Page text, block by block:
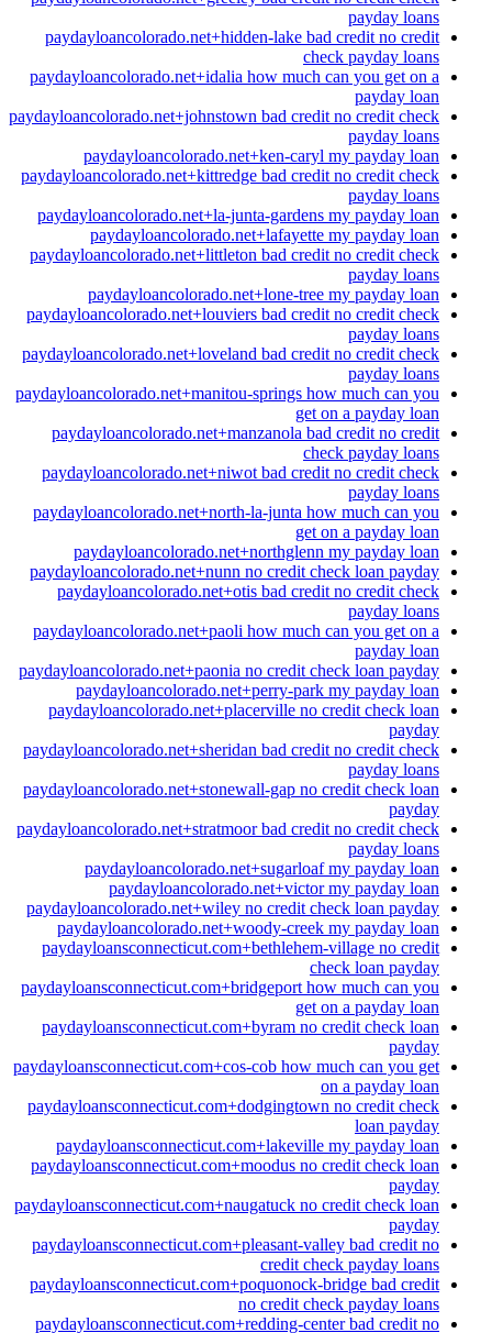
payday loans
paydayloancolorado.net+hidden-lake bad credit no credit
check payday loans
paydayloancolorado.net+idalia how much can you get on a
payday loan
paydayloancolorado.net+johnstown bad credit no credit check
payday loans
paydayloancolorado.net+ken-caryl my payday loan
paydayloancolorado.net+kittredge bad credit no credit check
payday loans
paydayloancolorado.net+la-junta-gardens my payday loan
paydayloancolorado.net+lafayette my payday loan
paydayloancolorado.net+littleton bad credit no credit check
payday loans
paydayloancolorado.net+lone-tree my payday loan
paydayloancolorado.net+louviers bad credit no credit check
payday loans
paydayloancolorado.net+loveland bad credit no credit check
payday loans
paydayloancolorado.net+manitou-springs how much can you
get on a payday loan
paydayloancolorado.net+manzanola bad credit no credit
check payday loans
paydayloancolorado.net+niwot bad credit no credit check
payday loans
paydayloancolorado.net+north-la-junta how much can you
get on a payday loan
paydayloancolorado.net+northglenn my payday loan
paydayloancolorado.net+nunn no credit check loan payday
paydayloancolorado.net+otis bad credit no credit check
payday loans
paydayloancolorado.net+paoli how much can you get on a
payday loan
paydayloancolorado.net+paonia no credit check loan payday
paydayloancolorado.net+perry-park my payday loan
paydayloancolorado.net+placerville no credit check loan
payday
paydayloancolorado.net+sheridan bad credit no credit check
payday loans
paydayloancolorado.net+stonewall-gap no credit check loan
payday
paydayloancolorado.net+stratmoor bad credit no credit check
payday loans
paydayloancolorado.net+sugarloaf my payday loan
paydayloancolorado.net+victor my payday loan
paydayloancolorado.net+wiley no credit check loan payday
paydayloancolorado.net+woody-creek my payday loan
paydayloansconnecticut.com+bethlehem-village no credit
check loan payday
paydayloansconnecticut.com+bridgeport how much can you
get on a payday loan
paydayloansconnecticut.com+byram no credit check loan
payday
paydayloansconnecticut.com+cos-cob how much can you get
on a payday loan
paydayloansconnecticut.com+dodgingtown no credit check
loan payday
paydayloansconnecticut.com+lakeville my payday loan
paydayloansconnecticut.com+moodus no credit check loan
payday
paydayloansconnecticut.com+naugatuck no credit check loan
payday
paydayloansconnecticut.com+pleasant-valley bad credit no
credit check payday loans
paydayloansconnecticut.com+poquonock-bridge bad credit
no credit check payday loans
paydayloansconnecticut.com+redding-center bad credit no